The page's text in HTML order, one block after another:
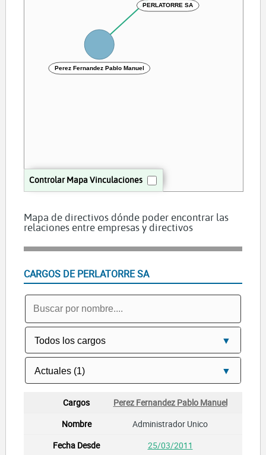
Controlar Mapa Vinculaciones
PERLATORRE SA
Perez Fernandez Pablo Manuel
Mapa de directivos dónde poder encontrar las
relaciones entre empresas y directivos
CARGOS DE PERLATORRE SA
Perez Fernandez Pablo Manuel
Administrador Unico
25/03/2011